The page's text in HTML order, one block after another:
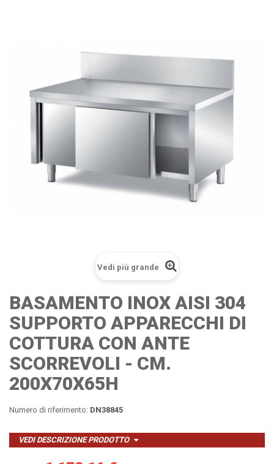
Vedi più grande
BASAMENTO INOX AISI 304
SUPPORTO APPARECCHI DI
COTTURA CON ANTE
SCORREVOLI - CM.
200X70X65H
Numero di riferimento: DN38845
VEDI DESCRIZIONE PRODOTTO